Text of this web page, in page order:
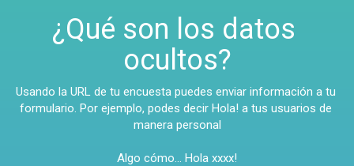
¿Qué son los datos
ocultos?
Usando la URL de tu encuesta puedes enviar información a tu
formulario. Por ejemplo, podes decir Hola! a tus usuarios de
manera personal
Algo cómo... Hola xxxx!